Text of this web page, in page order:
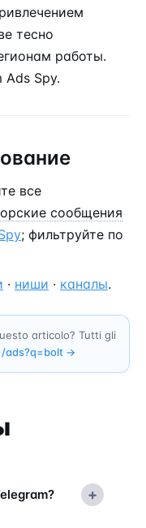
тесно
работы.
Ads Spy.
все
сообщения
; фильтруйте по
· ниши · каналы.
articolo? Tutti gli
/ads?q=bolt →
+